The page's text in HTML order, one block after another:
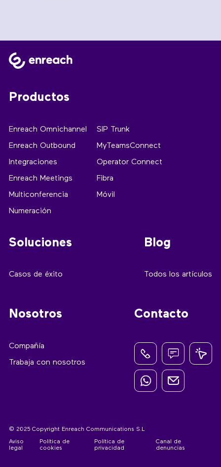
Productos
Enreach Omnichannel
Enreach Outbound
Integraciones
Enreach Meetings
Multiconferencia
Numeración
SIP Trunk
MyTeamsConnect
Operator Connect
Fibra
Móvil
Soluciones
Casos de éxito
Blog
Todos los artículos
Nosotros
Compañía
Trabaja con nosotros
Contacto
© 2025 Copyright Enreach Communications S.L
Aviso
legal
Política de
cookies
Política de
privacidad
Canal de
denuncias